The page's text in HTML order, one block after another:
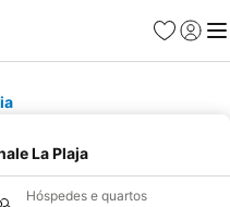
Favoritos
Iniciar
La Plaja
Hóspedes e quartos